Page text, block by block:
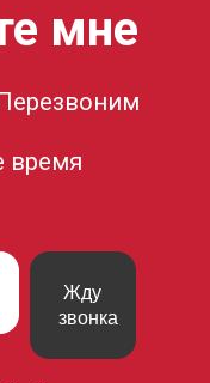
мне
время
Жду
звонка